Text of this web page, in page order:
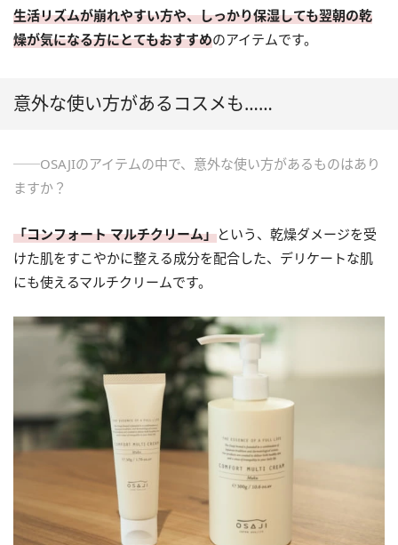
生活リズムが崩れやすい方や、しっかり保湿しても翌朝の乾
燥が気になる方にとてもおすすめのアイテムです。
意外な使い方があるコスメも……
──OSAJIのアイテムの中で、意外な使い方があるものはあり
ますか？
「コンフォート マルチクリーム」という、乾燥ダメージを受
けた肌をすこやかに整える成分を配合した、デリケートな肌
にも使えるマルチクリームです。